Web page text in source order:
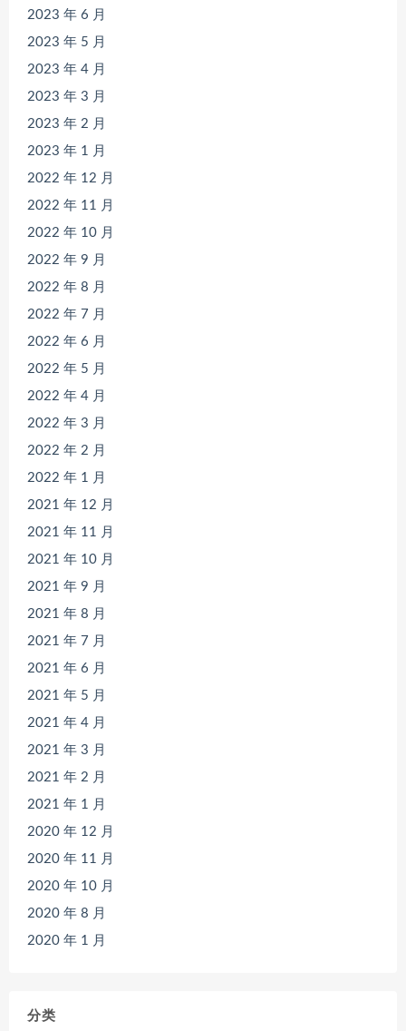
2023 年 6 月
2023 年 5 月
2023 年 4 月
2023 年 3 月
2023 年 2 月
2023 年 1 月
2022 年 12 月
2022 年 11 月
2022 年 10 月
2022 年 9 月
2022 年 8 月
2022 年 7 月
2022 年 6 月
2022 年 5 月
2022 年 4 月
2022 年 3 月
2022 年 2 月
2022 年 1 月
2021 年 12 月
2021 年 11 月
2021 年 10 月
2021 年 9 月
2021 年 8 月
2021 年 7 月
2021 年 6 月
2021 年 5 月
2021 年 4 月
2021 年 3 月
2021 年 2 月
2021 年 1 月
2020 年 12 月
2020 年 11 月
2020 年 10 月
2020 年 8 月
2020 年 1 月
分类